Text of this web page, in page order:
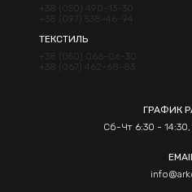
+38 (050) 490-13-30
+38 (097) 538-46-94
ТЕКСТИЛЬ
+38 (050) 066-06-30
+38 (067) 462-68-83
ГРАФИК
Сб-Чт 6:30 -